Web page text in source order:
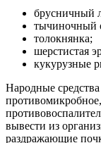
брусничный
тычиночный
толокнянка;
шерстистая
кукурузные
Народные
вывести из
раздражающие